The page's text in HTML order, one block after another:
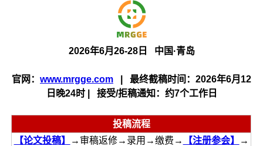
2026年6月26-28日 中国·青岛
官网： www.mrgge.com | 最终截稿时间：2026年6月12
日晚24时 | 接受/拒稿通知：约7个工作日
投稿流程
【论文投稿】
→审稿返修→录用→缴费→ 【注册参会】
→